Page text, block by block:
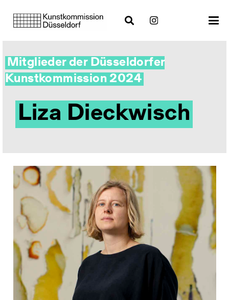
Mitglieder der Düsseldorfer
Kunstkommission 2024
Liza Dieckwisch